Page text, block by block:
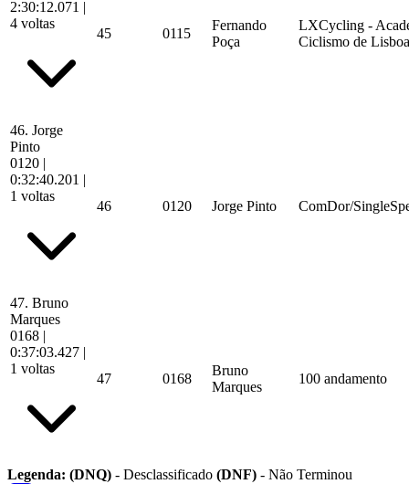
2:30:12.071 |
4 voltas
45 0115
Fernando
Poça
LXCycling -
Ciclismo de Lisboa
46. Jorge
Pinto
0120 |
0:32:40.201 |
1 voltas
46 0120 Jorge Pinto ComDor/
47. Bruno
Marques
0168 |
0:37:03.427 |
1 voltas
47 0168
Bruno
Marques
100 andamento
Legenda: (DNQ) - Desclassificado (DNF) - Não Terminou